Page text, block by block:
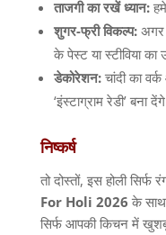
ताजगी का रखें ध्यान:
शुगर-फ्री विकल्प:अगर
के पेस्ट या स्टीविया
डेकोरेशन:चांदी का
‘इंस्टाग्राम रेडी’ बना
निष्कर्ष
तो दोस्तों, इस होली सिर्फ
For Holi 2026 के साथ
सिर्फ आपकी किचन में